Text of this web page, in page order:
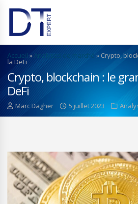
Accueil »Analyses de marché » Crypto,
la DeFi
Crypto, blockchain : le
DeFi
Marc Dagher 5 juillet 2023